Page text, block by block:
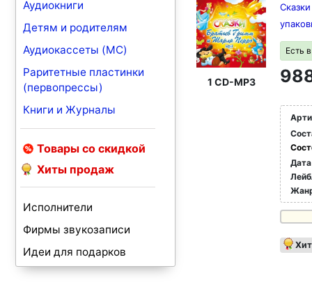
Аудиокниги
Детям и родителям
Аудиокассеты (MC)
Раритетные пластинки
(первопрессы)
Книги и Журналы
Товары со скидкой
Хиты продаж
Исполнители
Фирмы звукозаписи
Идеи для подарков
1 CD-MP3
Есть